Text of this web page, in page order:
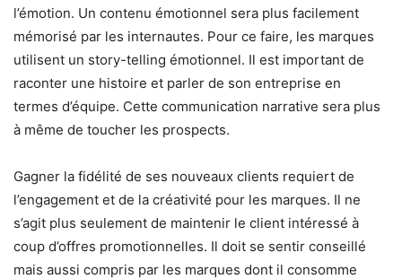
l’émotion. Un contenu émotionnel sera plus facilement
mémorisé par les internautes. Pour ce faire, les marques
utilisent un story-telling émotionnel. Il est important de
raconter une histoire et parler de son entreprise en
termes d’équipe. Cette communication narrative sera plus
à même de toucher les prospects.
Gagner la fidélité de ses nouveaux clients requiert de
l’engagement et de la créativité pour les marques. Il ne
s’agit plus seulement de maintenir le client intéressé à
coup d’offres promotionnelles. Il doit se sentir conseillé
mais aussi compris par les marques dont il consomme